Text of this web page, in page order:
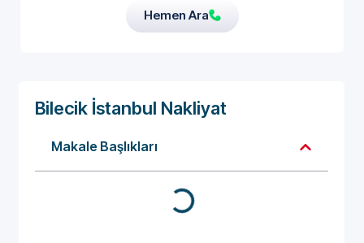
Hemen Ara
Bilecik İstanbul Nakliyat
Makale Başlıkları